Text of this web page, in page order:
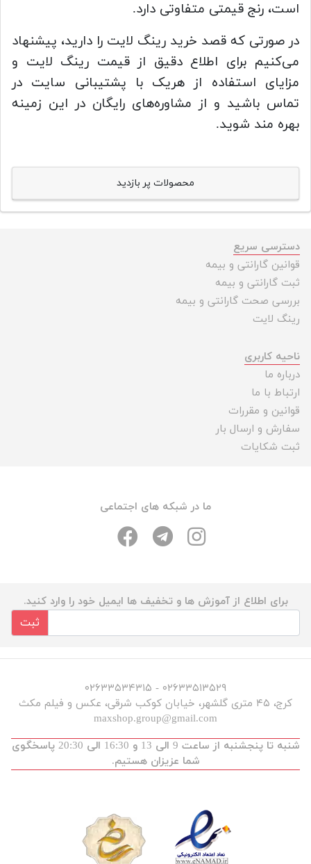
است، رنج قیمتی متفاوتی دارد.
در صورتی که قصد خرید رینگ لایت را دارید، پیشنهاد
می‌کنیم برای اطلاع دقیق از قیمت رینگ لایت و
مزایای استفاده از هریک با پشتیبانی سایت در
تماس باشید و از مشاوره‌های رایگان در این زمینه
بهره مند شوید.
محصولات پر بازدید
دسترسی سریع
قوانین گارانتی و بیمه
ثبت گارانتی و بیمه
بررسی صحت گارانتی و بیمه
رینگ لایت
ناحیه کاربری
درباره ما
ارتباط با ما
قوانین و مقررات
سفارش و ارسال بار
ثبت شکایات
ما در شبکه های اجتماعی
برای اطلاع از آموزش ها و تخفیف ها ایمیل خود را وارد کنید.
ثبت
۰۲۶۳۳۵۱۳۵۲۹ - ۰۲۶۳۳۵۳۴۳۱۵
کرج، ۴۵ متری گلشهر، خیابان کوکب شرقی، عکس و فیلم مکث
maxshop.group@gmail.com
شنبه تا پنجشنبه از ساعت 9 الی 13 و 16:30 الی 20:30 پاسخگوی
شما عزیزان هستیم.